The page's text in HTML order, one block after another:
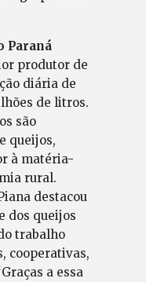
Paraná
produtor de
diária de
de litros.
são
queijos,
à matéria-
rural.
destacou
dos queijos
trabalho
cooperativas,
a essa